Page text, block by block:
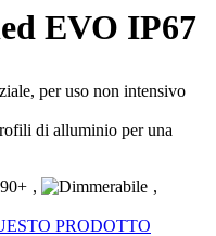
EVO IP67
per uso non intensivo
di alluminio per una
,
,
PRODOTTO